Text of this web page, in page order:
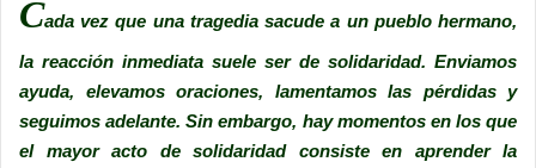
Cada vez que una tragedia sacude a un pueblo hermano,
la reacción inmediata suele ser de solidaridad. Enviamos
ayuda, elevamos oraciones, lamentamos las pérdidas y
seguimos adelante. Sin embargo, hay momentos en los que
el mayor acto de solidaridad consiste en aprender la